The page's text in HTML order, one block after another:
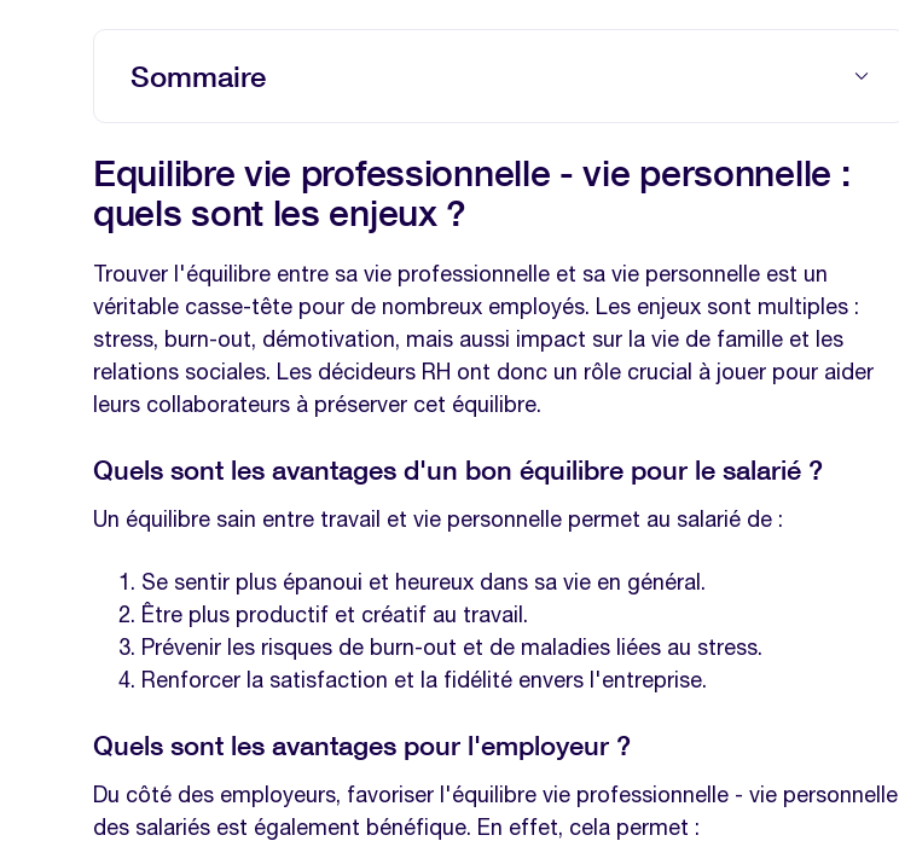
Sommaire
?
Quels sont les avantages d'un bon équilibre pour le salarié ?
Quels sont les avantages pour l'employeur ?
Comment favoriser l'équilibre vie professionnelle - vie privée ?
Améliorer la flexibilité des horaires de travail
Faciliter la prise de congés payés
L'importance du droit à la déconnexion
FAQ
Quelle est la différence entre flexibilité des horaires et télétravail ?
Comment aider les employés à mieux déconnecter en dehors des
heures de travail ?
Comment prévenir les risques d'isolement liés au télétravail ?
Quelles sont les obligations légales des employeurs en matière
Est-il possible de concilier travail à temps plein et vie personnelle
Equilibre vie professionnelle - vie personnelle :
quels sont les enjeux ?
Trouver l'équilibre entre sa vie professionnelle et sa vie personnelle est un
véritable casse-tête pour de nombreux employés. Les enjeux sont multiples :
stress, burn-out, démotivation, mais aussi impact sur la vie de famille et les
relations sociales. Les décideurs RH ont donc un rôle crucial à jouer pour aider
leurs collaborateurs à préserver cet équilibre.
Quels sont les avantages d'un bon équilibre pour le salarié ?
Un équilibre sain entre travail et vie personnelle permet au salarié de :
Se sentir plus épanoui et heureux dans sa vie en général.
Être plus productif et créatif au travail.
Prévenir les risques de burn-out et de maladies liées au stress.
Renforcer la satisfaction et la fidélité envers l'entreprise.
Quels sont les avantages pour l'employeur ?
Du côté des employeurs, favoriser l'équilibre vie professionnelle - vie personnelle
des salariés est également bénéfique. En effet, cela permet :